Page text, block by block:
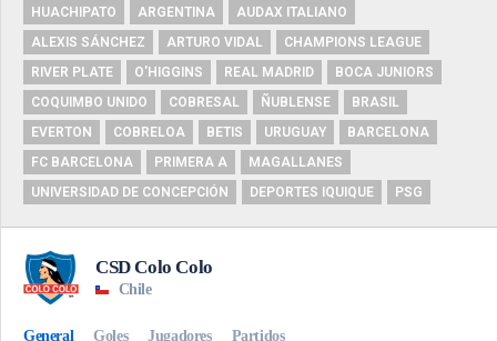
HUACHIPATO
ARGENTINA
AUDAX ITALIANO
ALEXIS SÁNCHEZ
ARTURO VIDAL
CHAMPIONS LEAGUE
RIVER PLATE
O'HIGGINS REAL MADRID
BOCA JUNIORS
COQUIMBO UNIDO
COBRESAL ÑUBLENSE
BRASIL
EVERTON
COBRELOA BETIS URUGUAY
BARCELONA
FC BARCELONA
PRIMERA A
MAGALLANES
UNIVERSIDAD DE CONCEPCIÓN
DEPORTES IQUIQUE PSG